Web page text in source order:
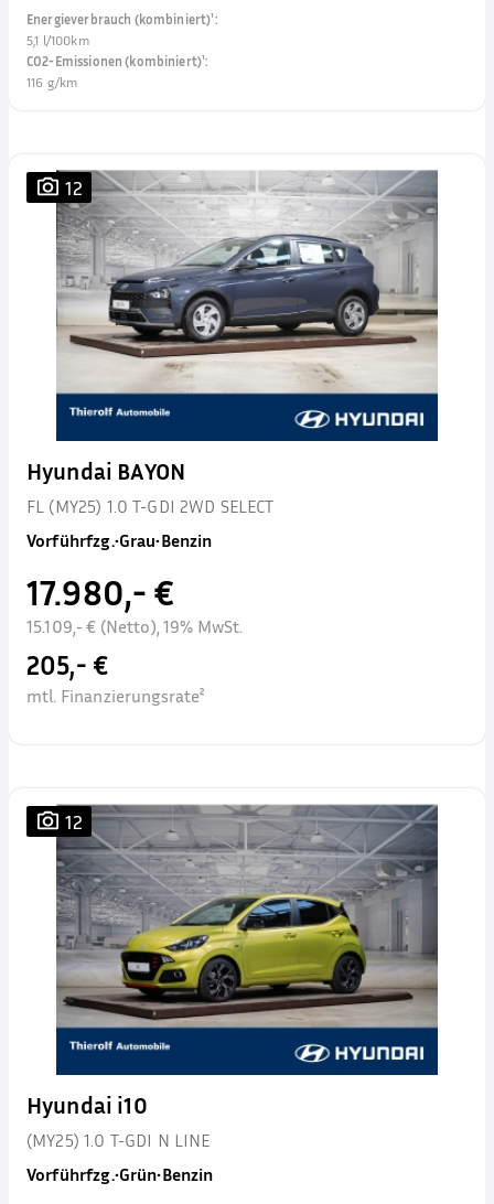
Energieverbrauch (kombiniert)¹:
5,1 l/100km
CO2-Emissionen (kombiniert)¹:
116 g/km
12
Hyundai BAYON
FL (MY25) 1.0 T-GDI 2WD SELECT
Vorführfzg.•Grau•Benzin
17.980,- €
15.109,- € (Netto), 19% MwSt.
205,- €
mtl. Finanzierungsrate²
12
Hyundai i10
(MY25) 1.0 T-GDI N LINE
Vorführfzg.•Grün•Benzin